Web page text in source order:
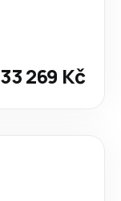
33 269 Kč